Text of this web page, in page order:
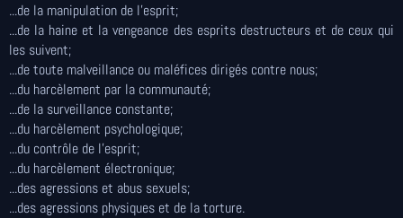
...de la manipulation de l'esprit;
...de la haine et la vengeance des esprits destructeurs et de ceux qui
les suivent;
...de toute malveillance ou maléfices dirigés contre nous;
...du harcèlement par la communauté;
...de la surveillance constante;
...du harcèlement psychologique;
...du contrôle de l'esprit;
...du harcèlement électronique;
...des agressions et abus sexuels;
...des agressions physiques et de la torture.